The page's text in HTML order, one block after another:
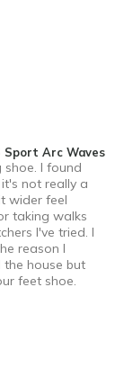
Sport Arc Waves
shoe. I found
not really a
wider feel
taking walks
I've tried. I
reason I
the house but
feet shoe.